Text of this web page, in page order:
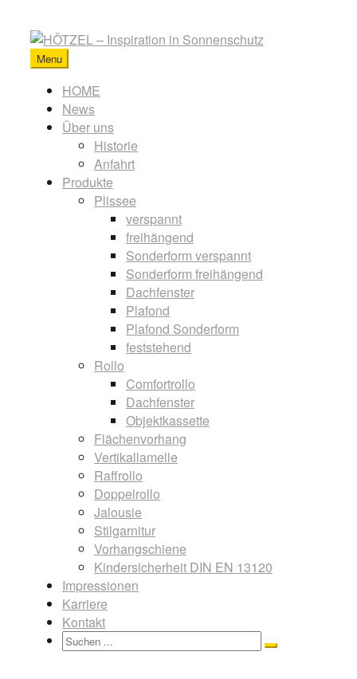
content
HÖTZEL
Inspiration
Sonnenschutz
Menu
Primary
menu
HOME
News
Über uns
Historie
Anfahrt
Produkte
Plissee
verspannt
freihängend
Sonderform verspannt
Sonderform freihängend
Dachfenster
Plafond
Plafond Sonderform
feststehend
Rollo
Comfortrollo
Dachfenster
Objektkassette
Flächenvorhang
Vertikallamelle
Raffrollo
Doppelrollo
Jalousie
Stilgarnitur
Vorhangschiene
Kindersicherheit DIN EN 13120
Impressionen
Karriere
Kontakt
Search
Search